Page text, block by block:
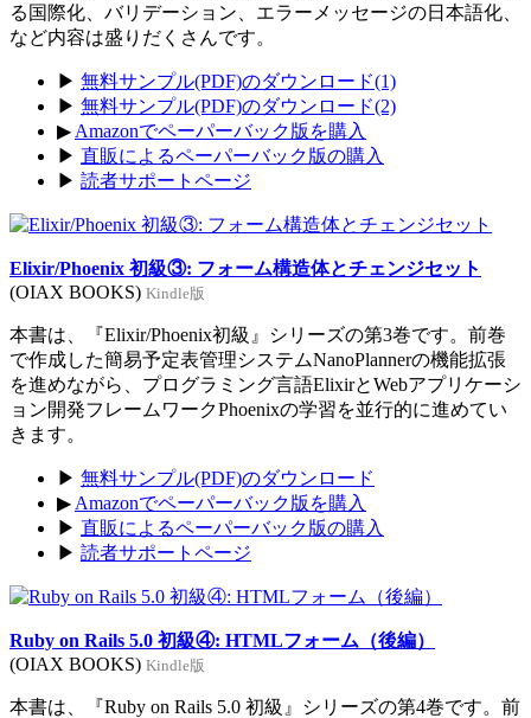
る国際化、バリデーション、エラーメッセージの日本語化、
など内容は盛りだくさんです。
▶ 無料サンプル(PDF)のダウンロード(1)
▶ 無料サンプル(PDF)のダウンロード(2)
▶ Amazonでペーパーバック版を購入
▶ 直販によるペーパーバック版の購入
▶ 読者サポートページ
Elixir/Phoenix 初級③: フォーム構造体とチェンジセット
(OIAX BOOKS) Kindle版
本書は、『Elixir/Phoenix初級』シリーズの第3巻です。前巻
で作成した簡易予定表管理システムNanoPlannerの機能拡張
を進めながら、プログラミング言語ElixirとWebアプリケーシ
ョン開発フレームワークPhoenixの学習を並行的に進めてい
きます。
▶ 無料サンプル(PDF)のダウンロード
▶ Amazonでペーパーバック版を購入
▶ 直販によるペーパーバック版の購入
▶ 読者サポートページ
Ruby on Rails 5.0 初級④: HTMLフォーム（後編）
(OIAX BOOKS) Kindle版
本書は、『Ruby on Rails 5.0 初級』シリーズの第4巻です。前